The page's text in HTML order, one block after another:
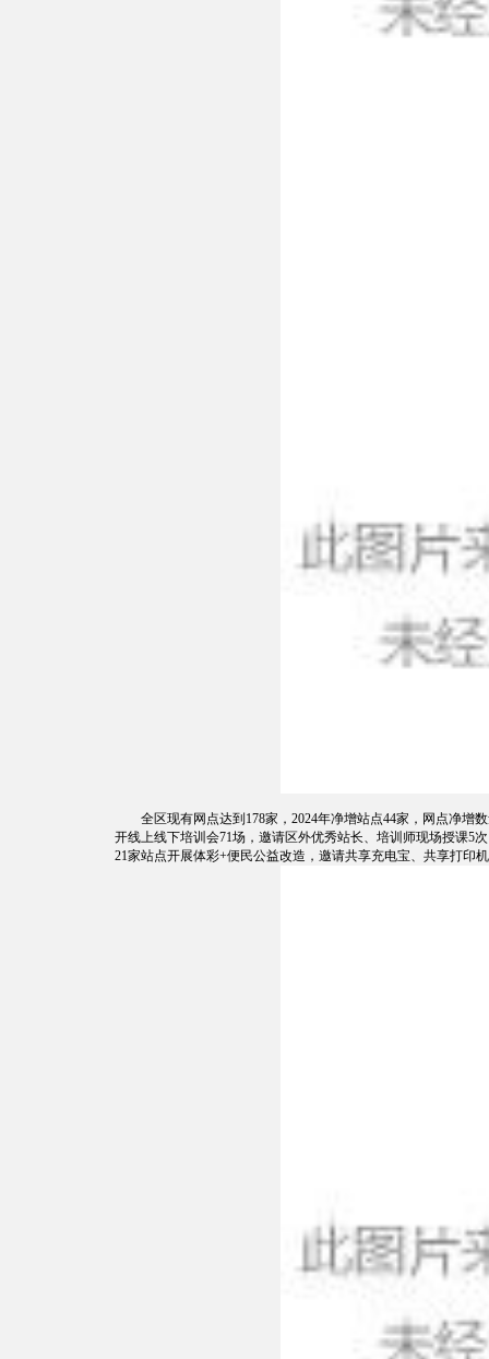
全区现有网点达到178家，2024年净增站点44家，网点净增
开线上线下培训会71场，邀请区外优秀站长、培训师现场授课5
21家站点开展体彩+便民公益改造，邀请共享充电宝、共享打印